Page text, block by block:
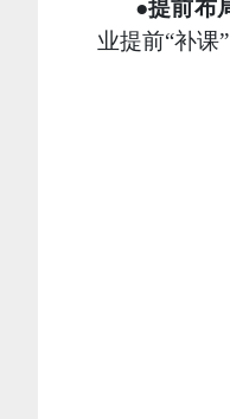
●提前布
业提前“补课